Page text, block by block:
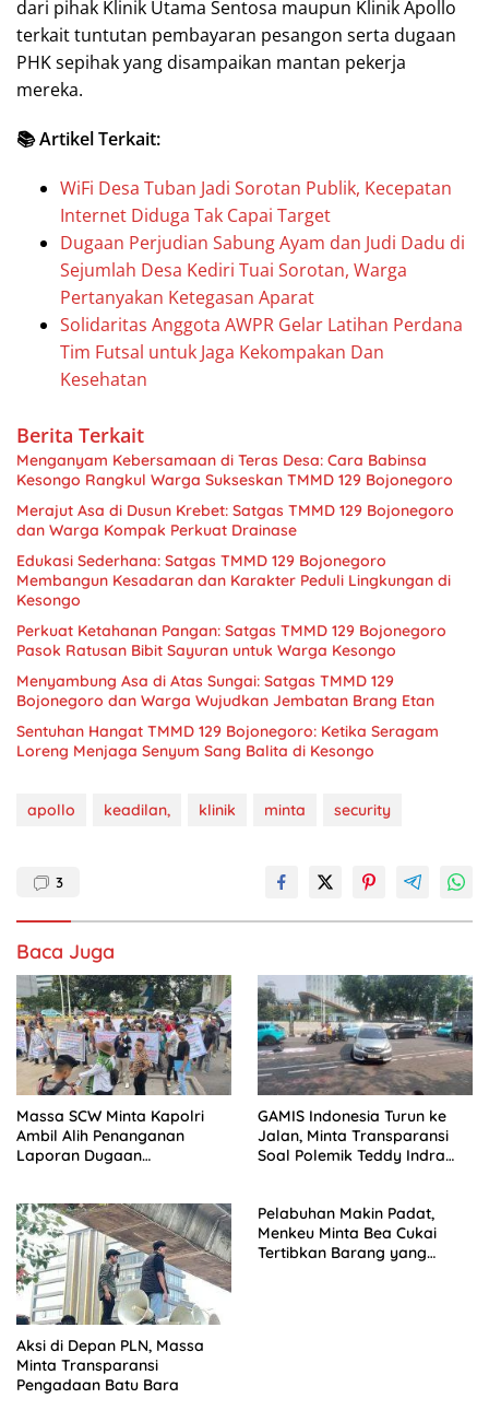
dari pihak Klinik Utama Sentosa maupun Klinik Apollo
terkait tuntutan pembayaran pesangon serta dugaan
PHK sepihak yang disampaikan mantan pekerja
mereka.
📚 Artikel Terkait:
WiFi Desa Tuban Jadi Sorotan Publik, Kecepatan
Internet Diduga Tak Capai Target
Dugaan Perjudian Sabung Ayam dan Judi Dadu di
Sejumlah Desa Kediri Tuai Sorotan, Warga
Pertanyakan Ketegasan Aparat
Solidaritas Anggota AWPR Gelar Latihan Perdana
Tim Futsal untuk Jaga Kekompakan Dan
Kesehatan
Berita Terkait
Menganyam Kebersamaan di Teras Desa: Cara Babinsa
Kesongo Rangkul Warga Sukseskan TMMD 129 Bojonegoro
Merajut Asa di Dusun Krebet: Satgas TMMD 129 Bojonegoro
dan Warga Kompak Perkuat Drainase
Edukasi Sederhana: Satgas TMMD 129 Bojonegoro
Membangun Kesadaran dan Karakter Peduli Lingkungan di
Kesongo
Perkuat Ketahanan Pangan: Satgas TMMD 129 Bojonegoro
Pasok Ratusan Bibit Sayuran untuk Warga Kesongo
Menyambung Asa di Atas Sungai: Satgas TMMD 129
Bojonegoro dan Warga Wujudkan Jembatan Brang Etan
Sentuhan Hangat TMMD 129 Bojonegoro: Ketika Seragam
Loreng Menjaga Senyum Sang Balita di Kesongo
apollo keadilan, klinik minta security
3
Baca Juga
Massa SCW Minta Kapolri
Ambil Alih Penanganan
Laporan Dugaan
GAMIS Indonesia Turun ke
Jalan, Minta Transparansi
Soal Polemik Teddy Indra
Aksi di Depan PLN, Massa
Minta Transparansi
Pengadaan Batu Bara
Pelabuhan Makin Padat,
Menkeu Minta Bea Cukai
Tertibkan Barang yang